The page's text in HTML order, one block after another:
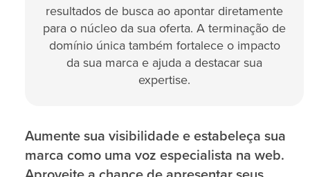
resultados de busca ao apontar diretamente
para o núcleo da sua oferta. A terminação de
domínio única também fortalece o impacto
da sua marca e ajuda a destacar sua
expertise.
Aumente sua visibilidade e estabeleça sua
marca como uma voz especialista na web.